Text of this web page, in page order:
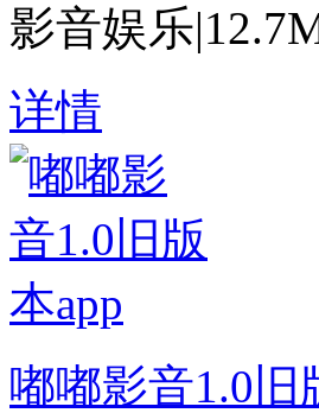
影音娱乐|
详情
嘟嘟影音1.0旧